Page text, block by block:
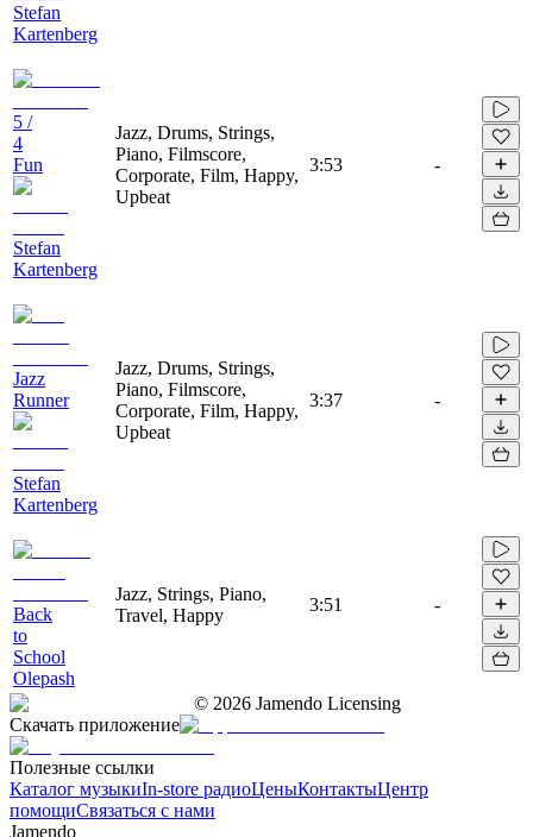
Stefan
Kartenberg
5 /
4
Fun
Stefan
Kartenberg
Jazz, Drums, Strings,
Piano, Filmscore,
Corporate, Film, Happy,
Upbeat
3:53 -
Jazz
Runner
Stefan
Kartenberg
Jazz, Drums, Strings,
Piano, Filmscore,
Corporate, Film, Happy,
Upbeat
3:37 -
Back
to
School
Olepash
Jazz, Strings, Piano,
Travel, Happy
3:51 -
© 2026 Jamendo Licensing
Скачать приложение
Полезные ссылки
Каталог музыкиIn-store радиоЦеныКонтактыЦентр
помощиСвязаться с нами
Jamendo